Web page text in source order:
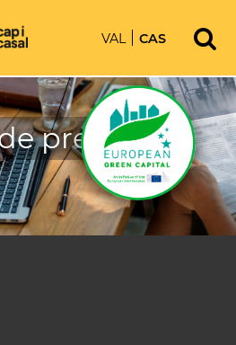
VAL CAS
prensa